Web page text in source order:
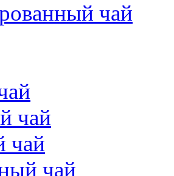
чай
чай
чай
чай